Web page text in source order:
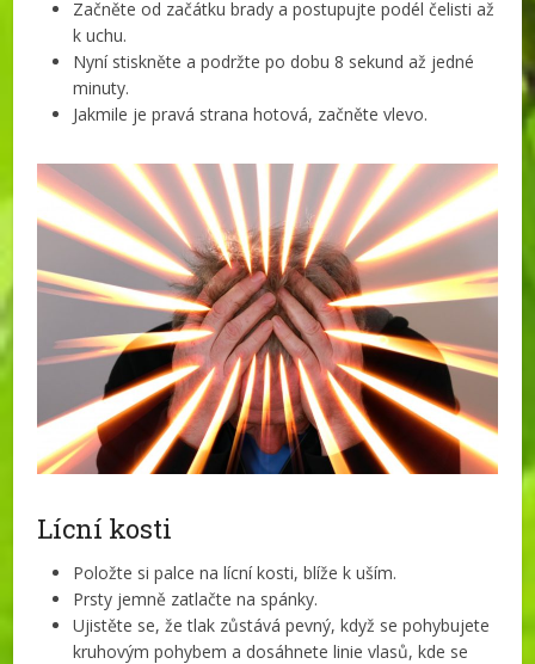
Začněte od začátku brady a postupujte podél čelisti až
k uchu.
Nyní stiskněte a podržte po dobu 8 sekund až jedné
minuty.
Jakmile je pravá strana hotová, začněte vlevo.
Lícní kosti
Položte si palce na lícní kosti, blíže k uším.
Prsty jemně zatlačte na spánky.
Ujistěte se, že tlak zůstává pevný, když se pohybujete
kruhovým pohybem a dosáhnete linie vlasů, kde se